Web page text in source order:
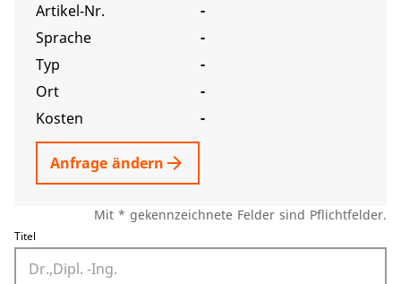
Mit * gekennzeichnete Felder sind Pflichtfelder.
Titel
Artikel-Nr.
-
Sprache
-
Typ
-
Ort
-
Kosten
-
Anfrage ändern arrow_forward